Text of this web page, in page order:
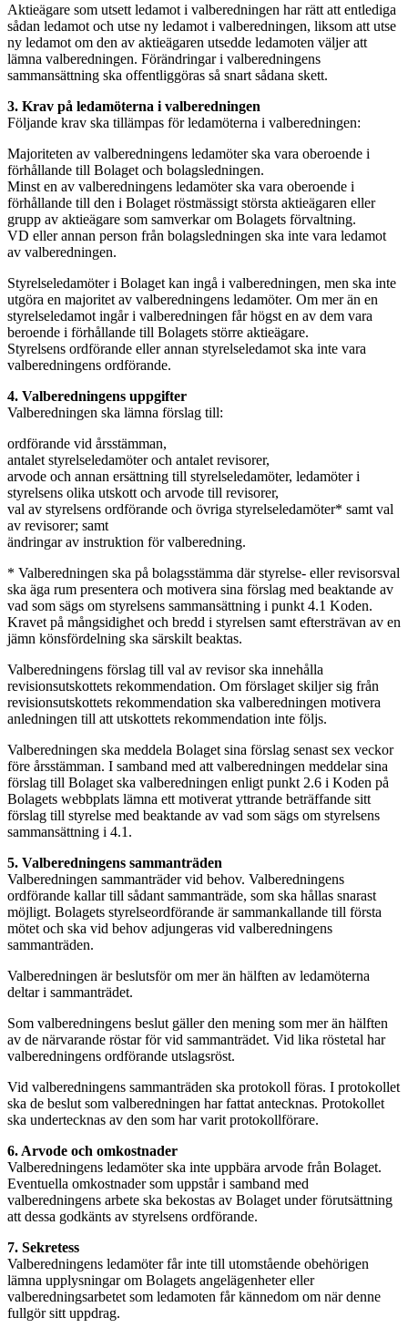
Aktieägare som utsett ledamot i valberedningen har rätt att entlediga
sådan ledamot och utse ny ledamot i valberedningen, liksom att utse
ny ledamot om den av aktieägaren utsedde ledamoten väljer att
lämna valberedningen. Förändringar i valberedningens
sammansättning ska offentliggöras så snart sådana skett.
3. Krav på ledamöterna i valberedningen
Följande krav ska tillämpas för ledamöterna i valberedningen:
Majoriteten av valberedningens ledamöter ska vara oberoende i
förhållande till Bolaget och bolagsledningen.
Minst en av valberedningens ledamöter ska vara oberoende i
förhållande till den i Bolaget röstmässigt största aktieägaren eller
grupp av aktieägare som samverkar om Bolagets förvaltning.
VD eller annan person från bolagsledningen ska inte vara ledamot
av valberedningen.
Styrelseledamöter i Bolaget kan ingå i valberedningen, men ska inte
utgöra en majoritet av valberedningens ledamöter. Om mer än en
styrelseledamot ingår i valberedningen får högst en av dem vara
beroende i förhållande till Bolagets större aktieägare.
Styrelsens ordförande eller annan styrelseledamot ska inte vara
valberedningens ordförande.
4. Valberedningens uppgifter
Valberedningen ska lämna förslag till:
ordförande vid årsstämman,
antalet styrelseledamöter och antalet revisorer,
arvode och annan ersättning till styrelseledamöter, ledamöter i
styrelsens olika utskott och arvode till revisorer,
val av styrelsens ordförande och övriga styrelseledamöter* samt val
av revisorer; samt
ändringar av instruktion för valberedning.
* Valberedningen ska på bolagsstämma där styrelse- eller revisorsval
ska äga rum presentera och motivera sina förslag med beaktande av
vad som sägs om styrelsens sammansättning i punkt 4.1 Koden.
Kravet på mångsidighet och bredd i styrelsen samt eftersträvan av en
jämn könsfördelning ska särskilt beaktas.
Valberedningens förslag till val av revisor ska innehålla
revisionsutskottets rekommendation. Om förslaget skiljer sig från
revisionsutskottets rekommendation ska valberedningen motivera
anledningen till att utskottets rekommendation inte följs.
Valberedningen ska meddela Bolaget sina förslag senast sex veckor
före årsstämman. I samband med att valberedningen meddelar sina
förslag till Bolaget ska valberedningen enligt punkt 2.6 i Koden på
Bolagets webbplats lämna ett motiverat yttrande beträffande sitt
förslag till styrelse med beaktande av vad som sägs om styrelsens
sammansättning i 4.1.
5. Valberedningens sammanträden
Valberedningen sammanträder vid behov. Valberedningens
ordförande kallar till sådant sammanträde, som ska hållas snarast
möjligt. Bolagets styrelseordförande är sammankallande till första
mötet och ska vid behov adjungeras vid valberedningens
sammanträden.
Valberedningen är beslutsför om mer än hälften av ledamöterna
deltar i sammanträdet.
Som valberedningens beslut gäller den mening som mer än hälften
av de närvarande röstar för vid sammanträdet. Vid lika röstetal har
valberedningens ordförande utslagsröst.
Vid valberedningens sammanträden ska protokoll föras. I protokollet
ska de beslut som valberedningen har fattat antecknas. Protokollet
ska undertecknas av den som har varit protokollförare.
6. Arvode och omkostnader
Valberedningens ledamöter ska inte uppbära arvode från Bolaget.
Eventuella omkostnader som uppstår i samband med
valberedningens arbete ska bekostas av Bolaget under förutsättning
att dessa godkänts av styrelsens ordförande.
7. Sekretess
Valberedningens ledamöter får inte till utomstående obehörigen
lämna upplysningar om Bolagets angelägenheter eller
valberedningsarbetet som ledamoten får kännedom om när denne
fullgör sitt uppdrag.